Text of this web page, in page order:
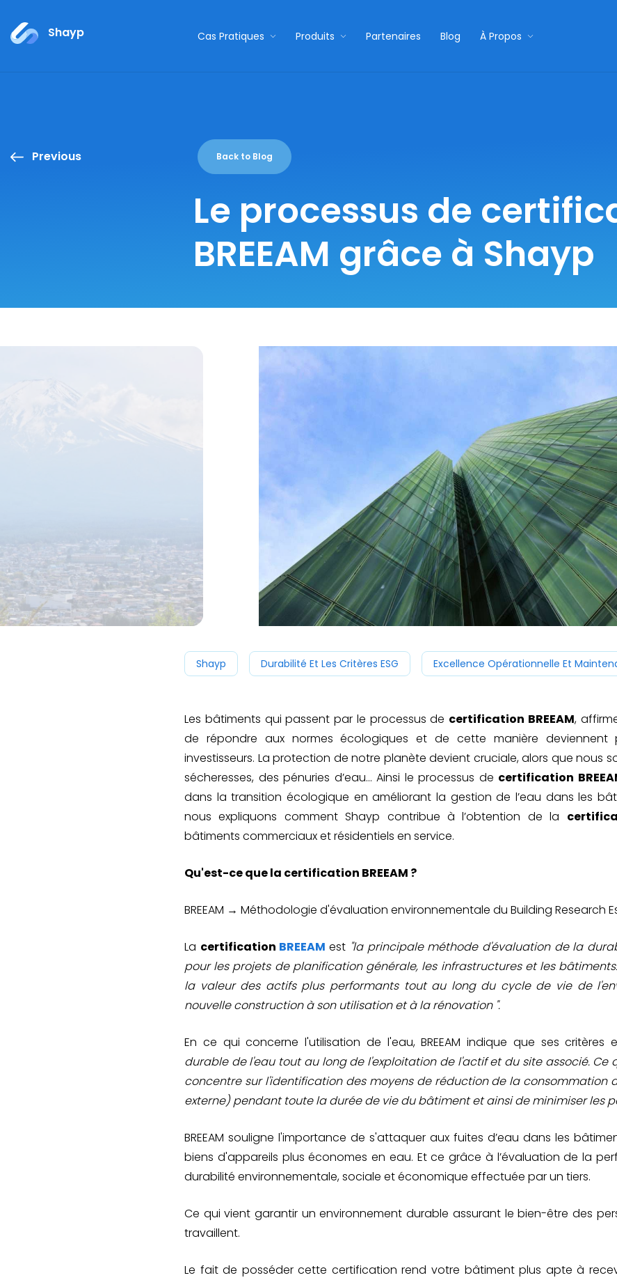
Shayp Cas Pratiques Produits Partenaires Blog À Propos
Previous Back to Blog
Le processus de
BREEAM grâce à Shayp
Shayp Durabilité Et Les Critères ESG Excellence Opérationnelle Et
Les bâtiments qui passent par le processus de certification BREEAM,
de répondre aux normes écologiques et de cette manière deviennent
investisseurs. La protection de notre planète devient cruciale, alors que nous
sécheresses, des pénuries d’eau… Ainsi le processus de certification
dans la transition écologique en améliorant la gestion de l’eau dans les
nous expliquons comment Shayp contribue à l’obtention de la
bâtiments commerciaux et résidentiels en service.
Qu'est-ce que la certification BREEAM ?
BREEAM → Méthodologie d'évaluation environnementale du Building Research
La certification BREEAMest "la principale méthode d'évaluation de la
pour les projets de planification générale, les infrastructures et les
la valeur des actifs plus performants tout au long du cycle de vie de
nouvelle construction à son utilisation et à la rénovation ".
En ce qui concerne l'utilisation de l'eau, BREEAM indique que ses critères
durable de l'eau tout au long de l'exploitation de l'actif et du site associé. Ce
concentre sur l'identification des moyens de réduction de la consommation
externe) pendant toute la durée de vie du bâtiment et ainsi de minimiser les
BREEAM souligne l'importance de s'attaquer aux fuites d’eau dans les
biens d'appareils plus économes en eau. Et ce grâce à l’évaluation de la
durabilité environnementale, sociale et économique effectuée par un tiers.
Ce qui vient garantir un environnement durable assurant le bien-être des
travaillent.
Le fait de posséder cette certification rend votre bâtiment plus apte à